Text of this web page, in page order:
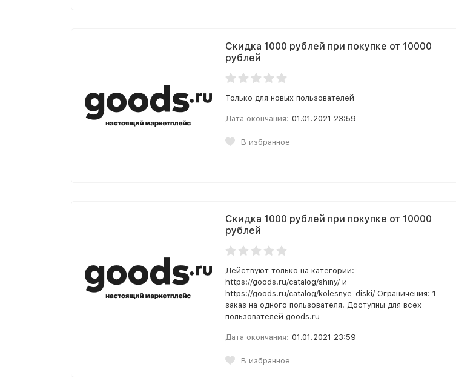
Скидка 1000 рублей при покупке от 10000
рублей
Только для новых пользователей
Дата окончания: 01.01.2021 23:59
В избранное
Скидка 1000 рублей при покупке от 10000
рублей
Действуют только на категории:
https://goods.ru/catalog/shiny/ и
https://goods.ru/catalog/kolesnye-diski/ Ограничения: 1
заказ на одного пользователя. Доступны для всех
пользователей goods.ru
Дата окончания: 01.01.2021 23:59
В избранное